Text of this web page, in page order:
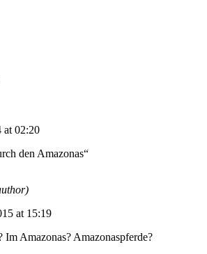
at 02:20
den Amazonas“
at 15:19
Im Amazonas? Amazonaspferde?